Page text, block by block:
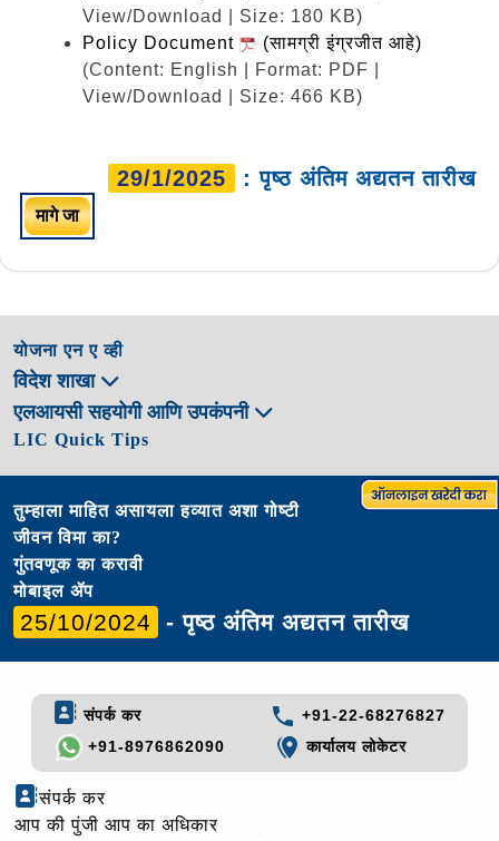
View/Download | Size: 180 KB)
Policy Document
(सामग्री इंग्रजीत आहे)
(Content: English | Format: PDF |
View/Download | Size: 466 KB)
29/1/2025 : पृष्ठ अंतिम अद्यतन तारीख
मागे जा
योजना एन ए व्ही
विदेश शाखा
एलआयसी सहयोगी आणि उपकंपनी
LIC Quick Tips
तुम्हाला माहित असायला हव्यात अशा गोष्टी
जीवन विमा का?
गुंतवणूक का करावी
मोबाइल ॲप
25/10/2024 - पृष्ठ अंतिम अद्यतन तारीख
संपर्क कर
+91-22-68276827
+91-8976862090
कार्यालय लोकेटर
संपर्क कर
आप की पुंजी आप का अधिकार